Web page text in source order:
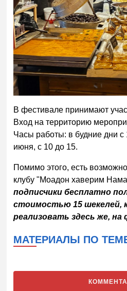
В фестивале принимают
Вход на территорию
Часы работы: в будние дни с
июня, с 10 до 15.
Помимо этого, есть
клубу "Моадон хаверим
подписчики бесплатно
стоимостью 15 шекелей,
реализовать здесь же, на
МАТЕРИАЛЫ ПО